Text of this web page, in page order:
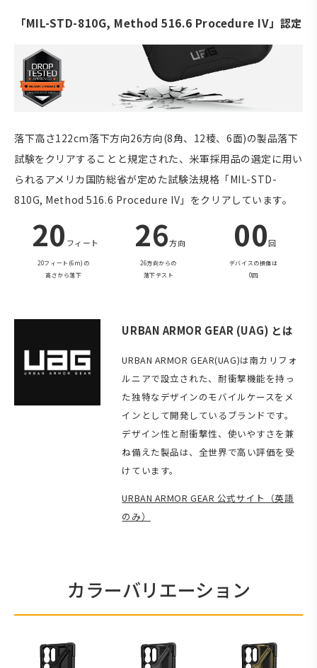
「MIL-STD-810G, Method 516.6 Procedure IV」認定
落下高さ122cm落下方向26方向(8角、12稜、6面)の製品落下
試験をクリアすることと規定された、米軍採用品の選定に用い
られるアメリカ国防総省が定めた試験法規格「MIL-STD-
810G, Method 516.6 Procedure IV」をクリアしています。
20 フィート
20フィート(6m)の
高さから落下
26方向
26方向からの
落下テスト
00回
デバイスの損傷は
0回
URBAN ARMOR GEAR (UAG) とは
URBAN ARMOR GEAR(UAG)は南カリフォ
ルニアで設立された、耐衝撃機能を持っ
た独特なデザインのモバイルケースをメ
インとして開発しているブランドです。
デザイン性と耐衝撃性、使いやすさを兼
ね備えた製品は、全世界で高い評価を受
けています。
URBAN ARMOR GEAR 公式サイト（英語
のみ）
カラーバリエーション